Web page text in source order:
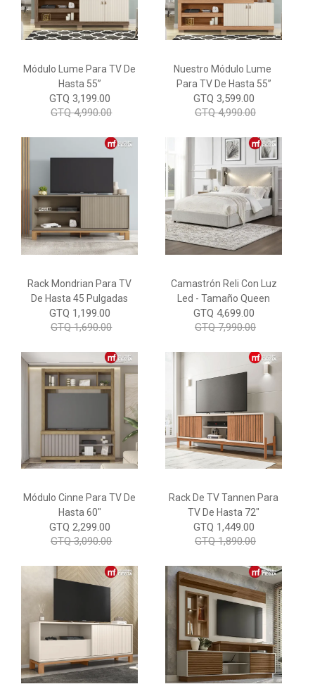
Módulo Lume Para TV De
Hasta 55”
GTQ 3,199.00
GTQ 4,990.00
Nuestro Módulo Lume
Para TV De Hasta 55”
GTQ 3,599.00
GTQ 4,990.00
Rack Mondrian Para TV
De Hasta 45 Pulgadas
GTQ 1,199.00
GTQ 1,690.00
Camastrón Reli Con Luz
Led - Tamaño Queen
GTQ 4,699.00
GTQ 7,990.00
Módulo Cinne Para TV De
Hasta 60"
GTQ 2,299.00
GTQ 3,090.00
Rack De TV Tannen Para
TV De Hasta 72"
GTQ 1,449.00
GTQ 1,890.00